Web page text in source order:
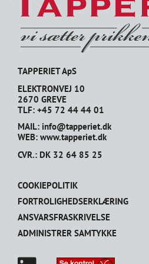
TAPPERIET ApS
ELEKTRONVEJ 10
2670 GREVE
TLF: +45 72 44 44 01
MAIL: info@tapperiet.dk
WEB: www.tapperiet.dk
CVR.: DK 32 64 85 25
COOKIEPOLITIK
FORTROLIGHEDSERKLÆRING
ANSVARSFRASKRIVELSE
ADMINISTRER SAMTYKKE